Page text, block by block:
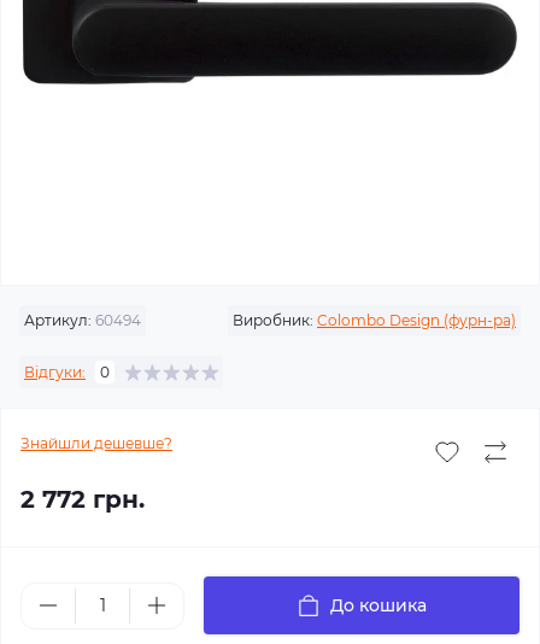
Артикул: 60494 Виробник: Colombo Design (фурн-ра)
Відгуки: 0
Знайшли дешевше?
2 772 грн.
До кошика